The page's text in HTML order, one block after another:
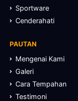
Sportware
Cenderahati
PAUTAN
Mengenai Kami
Galeri
Cara Tempahan
Testimoni